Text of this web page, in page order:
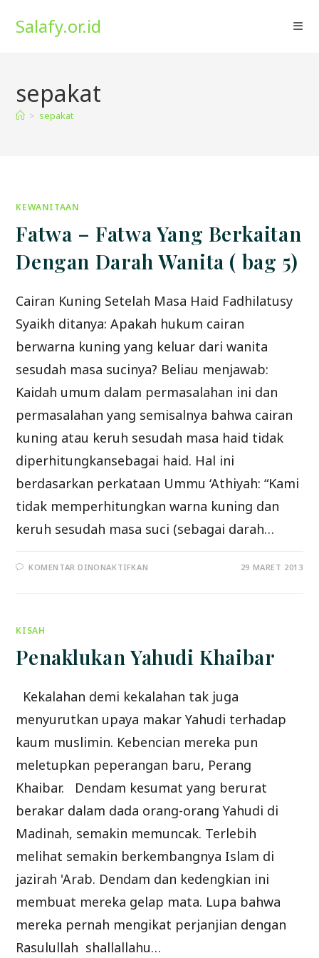
Salafy.or.id
sepakat
> sepakat
KEWANITAAN
Fatwa – Fatwa Yang Berkaitan
Dengan Darah Wanita ( bag 5)
Cairan Kuning Setelah Masa Haid Fadhilatusy
Syaikh ditanya: Apakah hukum cairan
berwarna kuning yang keluar dari wanita
sesudah masa sucinya? Beliau menjawab:
Kaidah umum dalam permasalahan ini dan
permasalahan yang semisalnya bahwa cairan
kuning atau keruh sesudah masa haid tidak
diperhitungkansebagai haid. Hal ini
berdasarkan perkataan Ummu ‘Athiyah: “Kami
tidak memperhitungkan warna kuning dan
keruh sesudah masa suci (sebagai darah…
KOMENTAR DINONAKTIFKAN
BAG
5)
29 MARET 2013
KISAH
Penaklukan Yahudi Khaibar
Kekalahan demi kekalahan tak juga
menyurutkan upaya makar Yahudi terhadap
kaum muslimin. Kebencian mereka pun
meletupkan peperangan baru, Perang
Khaibar. Dendam kesumat yang berurat
berakar dalam dada orang-orang Yahudi di
Madinah, semakin memuncak. Terlebih
melihat semakin berkembangnya Islam di
jazirah 'Arab. Dendam dan kedengkian ini
membuat mereka gelap mata. Lupa bahwa
mereka pernah mengikat perjanjian dengan
Rasulullah shallallahu…